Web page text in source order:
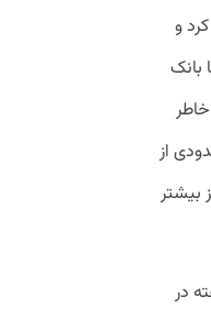
و
درصد است، اما بانک
خاطر
از
بیشتر
در